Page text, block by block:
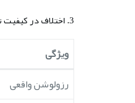
3. اختلاف در کیفیت تصویر و عملکرد در نور کم
ویژگی
رزولوشن واقعی